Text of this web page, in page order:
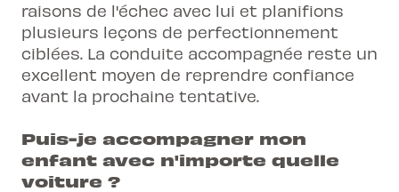
raisons de l'échec avec lui et planifions
plusieurs leçons de perfectionnement
ciblées. La conduite accompagnée reste un
excellent moyen de reprendre confiance
avant la prochaine tentative.
Puis-je accompagner mon
enfant avec n'importe quelle
voiture ?